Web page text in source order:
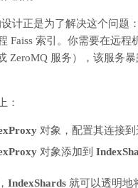
设计正是为了解决这个问题
Faiss 索引。你需要在远程
ZeroMQ 服务），该服务
：
对象，配置其连接到
对象添加到
IndexShards 就可以透明地